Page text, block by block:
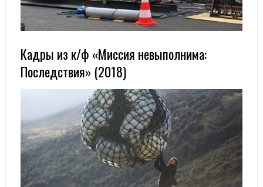
Кадры из к/ф «Миссия невыполнима:
Последствия» (2018)